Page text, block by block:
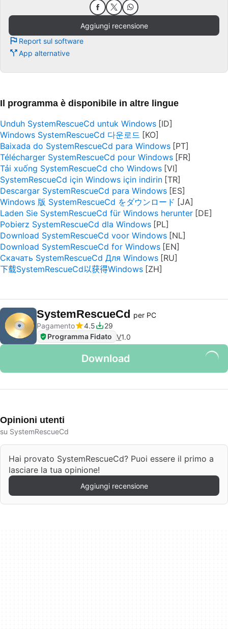
Aggiungi recensione
Report sul software
App alternative
Il programma è disponibile in altre lingue
Unduh SystemRescueCd untuk Windows
Windows SystemRescueCd 다운로드
Baixada do SystemRescueCd para Windows
Télécharger SystemRescueCd pour Windows
Tải xuống SystemRescueCd cho Windows
SystemRescueCd için Windows için indirin
Descargar SystemRescueCd para Windows
Windows 版 SystemRescueCd をダウンロード
Laden Sie SystemRescueCd für Windows herunter
Pobierz SystemRescueCd dla Windows
Download SystemRescueCd voor Windows
Download SystemRescueCd for Windows
Скачать SystemRescueCd Для Windows
下载SystemRescueCd以获得Windows
SystemRescueCd per PC
Pagamento
4.5
29
Programma Fidato V1.0
Download
Opinioni utenti
su SystemRescueCd
Hai provato SystemRescueCd? Puoi essere il primo a
lasciare la tua opinione!
Aggiungi recensione